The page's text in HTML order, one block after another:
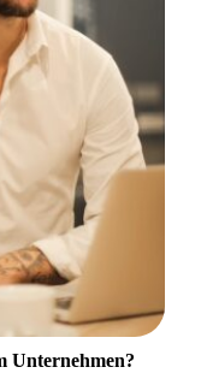
Unternehmen?